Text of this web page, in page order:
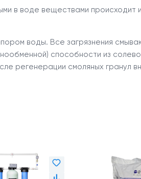
в воде веществами происходит
воды. Все загрязнения
способности из
регенерации смоляных гранул